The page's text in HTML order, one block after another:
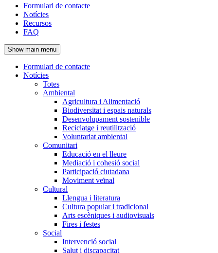
Navegació
principal
de
l'encapçalament
Formulari de contacte
Notícies
Recursos
FAQ
Show main menu
Navegació
principal
Formulari de contacte
Notícies
Totes
Ambiental
Agricultura i Alimentació
Biodiversitat i espais naturals
Desenvolupament sostenible
Reciclatge i reutilització
Voluntariat ambiental
Comunitari
Educació en el lleure
Mediació i cohesió social
Participació ciutadana
Moviment veïnal
Cultural
Llengua i literatura
Cultura popular i tradicional
Arts escèniques i audiovisuals
Fires i festes
Social
Intervenció social
Salut i discapacitat